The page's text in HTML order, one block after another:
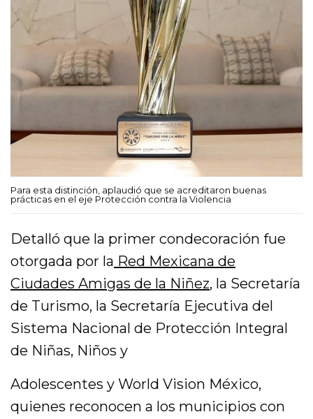
Para esta distinción, aplaudió que se acreditaron buenas
prácticas en el eje Protección contra la Violencia
Detalló que la primer condecoración fue
otorgada por la Red Mexicana de
Ciudades Amigas de la Niñez, la Secretaría
de Turismo, la Secretaría Ejecutiva del
Sistema Nacional de Protección Integral
de Niñas, Niños y
Adolescentes y World Vision México,
quienes reconocen a los municipios con